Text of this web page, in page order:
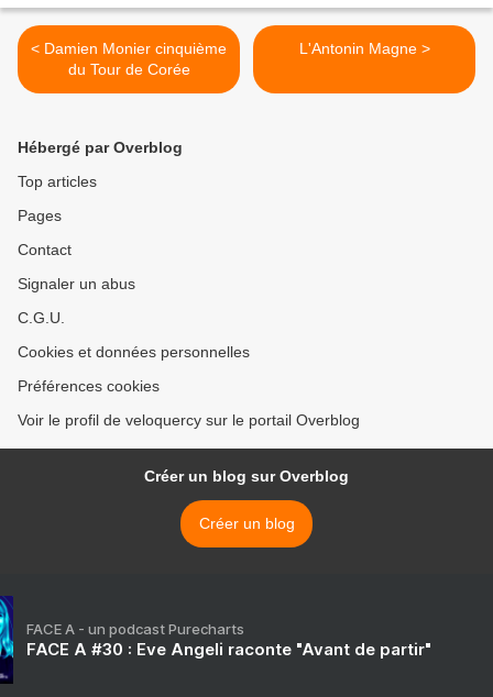
< Damien Monier cinquième
du Tour de Corée
L'Antonin Magne >
Hébergé par Overblog
Top articles
Pages
Contact
Signaler un abus
C.G.U.
Cookies et données personnelles
Préférences cookies
Voir le profil de veloquercy sur le portail Overblog
Créer un blog sur Overblog
Créer un blog
FACE A - un podcast Purecharts
FACE A #30 : Eve Angeli raconte "Avant de partir"